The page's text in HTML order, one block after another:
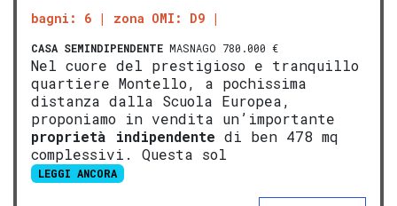
bagni: 6 zona OMI: D9
CASA SEMINDIPENDENTE MASNAGO 780.000 €
Nel cuore del prestigioso e tranquillo
quartiere Montello, a pochissima
distanza dalla Scuola Europea,
proponiamo in vendita un’importante
proprietà indipendente di ben 478 mq
complessivi. Questa sol
LEGGI ANCORA